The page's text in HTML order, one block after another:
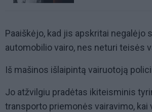
Paaiškėjo, kad jis apskritai negalėjo
automobilio vairo, nes neturi teisės
Iš mašinos išlaipintą vairuotoją
Jo atžvilgiu pradėtas ikiteisminis
transporto priemonės vairavimo, kai